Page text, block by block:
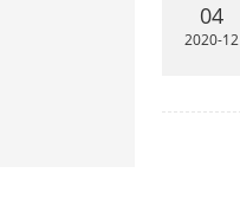
04
2020-12